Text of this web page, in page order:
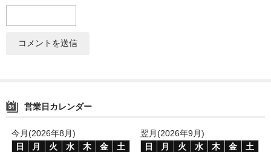
営業日カレンダー
今月(2026年8月)
日
月 火 水 木 金
土
翌月(2026年9月)
日
月 火 水 木 金
土